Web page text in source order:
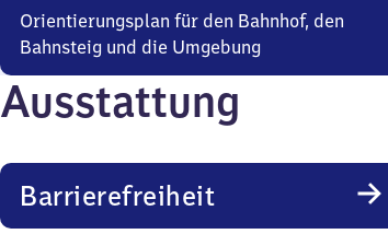
Orientierungsplan für den Bahnhof, den
Bahnsteig und die Umgebung
Ausstattung
Barrierefreiheit